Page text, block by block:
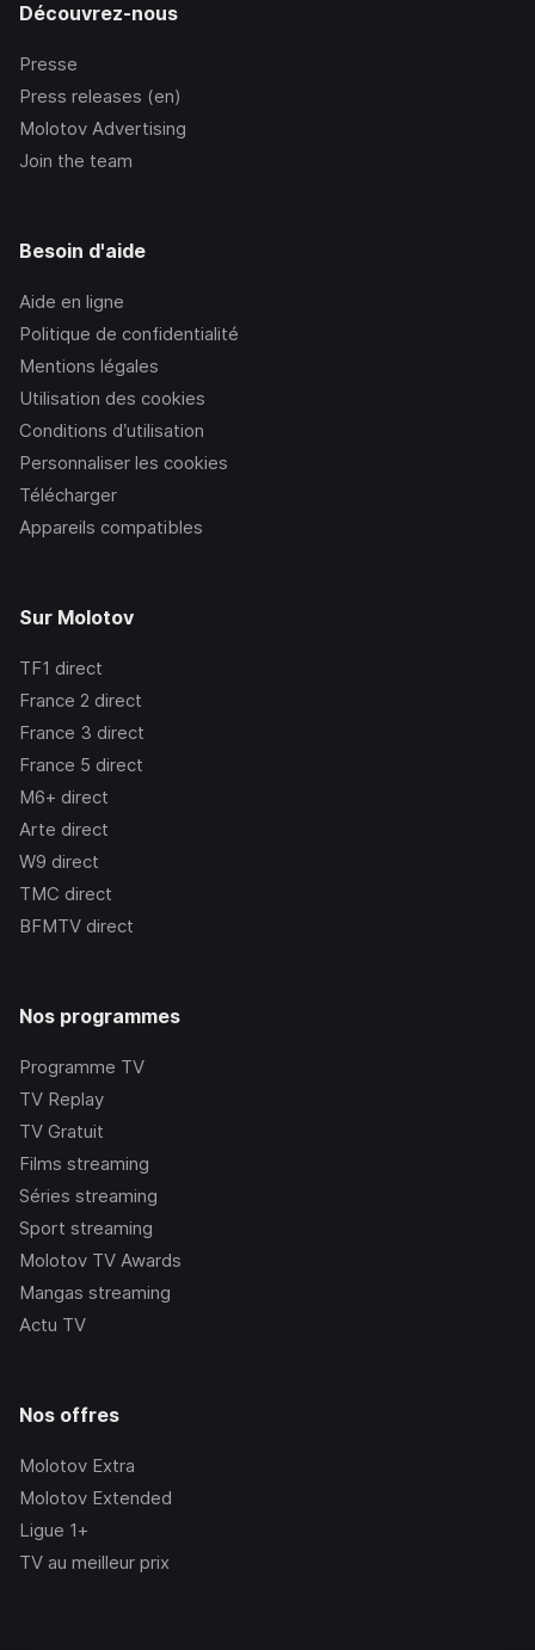
Découvrez-nous
Presse
Press releases (en)
Molotov Advertising
Join the team
Besoin d'aide
Aide en ligne
Politique de confidentialité
Mentions légales
Utilisation des cookies
Conditions d’utilisation
Personnaliser les cookies
Télécharger
Appareils compatibles
Sur Molotov
TF1 direct
France 2 direct
France 3 direct
France 5 direct
M6+ direct
Arte direct
W9 direct
TMC direct
BFMTV direct
Nos programmes
Programme TV
TV Replay
TV Gratuit
Films streaming
Séries streaming
Sport streaming
Molotov TV Awards
Mangas streaming
Actu TV
Nos offres
Molotov Extra
Molotov Extended
Ligue 1+
TV au meilleur prix